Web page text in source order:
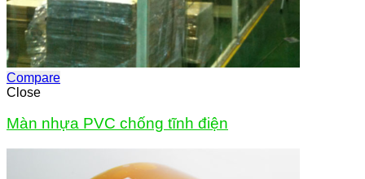
Compare
Close
Màn nhựa PVC chống tĩnh điện